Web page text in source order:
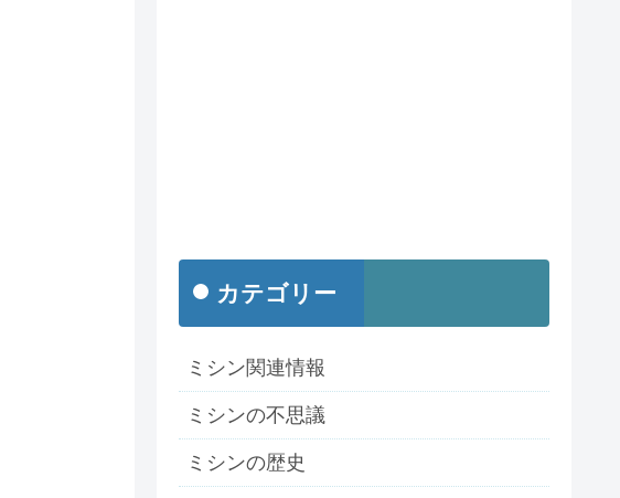
カテゴリー
ミシン関連情報
ミシンの不思議
ミシンの歴史